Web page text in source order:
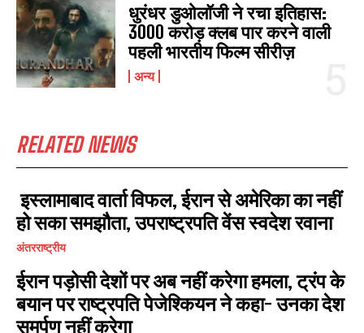
I've read and accept thePrivacy Policy.
धुरंधर डुओलॉजी ने रचा इतिहास:
3000 करोड़ क्लब पार करने वाली
पहली भारतीय फिल्म सीरीज़
अन्य
RELATED NEWS
इस्लामाबाद वार्ता विफल, ईरान से अमेरिका का नहीं
हो सका समझौता, उपराष्ट्रपति वेंस स्वदेश रवाना
अंतरराष्ट्रीय
ईरान पड़ोसी देशों पर अब नहीं करेगा हमला, ट्रंप के
बयान पर राष्ट्रपति पेजेश्कियन ने कहा- उनका देश
समर्पण नहीं करेगा